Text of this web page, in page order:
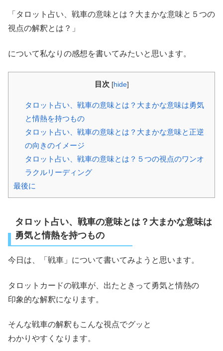
「タロット占い、戦車の意味とは？大まかな意味と５つの
視点の解釈とは？」
について私なりの感想を書いてみたいと思います。
目次 [hide]
タロット占い、戦車の意味とは？大まかな意味は勇気
と情熱を持つもの
タロット占い、戦車の意味とは？大まかな意味と正逆
の向きのイメージ
タロット占い、戦車の意味とは？５つの視点のワンオ
ラクルリーディング
最後に
タロット占い、戦車の意味とは？大まかな意味は
勇気と情熱を持つもの
今日は、「戦車」について書いてみようと思います。
タロットカードの戦車が、出たときって勇気と情熱の
印象的な解釈になります。
そんな戦車の解釈もこんな視点でグッと
わかりやすくなります。